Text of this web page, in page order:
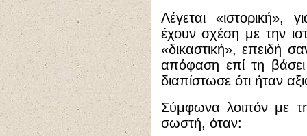
Λέγεται «ιστορική»,
έχουν σχέση με την
«δικαστική», επειδή
απόφαση επί τη βάσει
διαπίστωσε ότι ήταν
Σύμφωνα λοιπόν με
σωστή, όταν: